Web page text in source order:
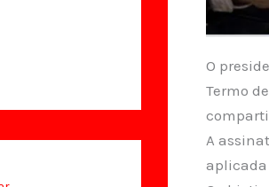
O
Termo
A
aplicada